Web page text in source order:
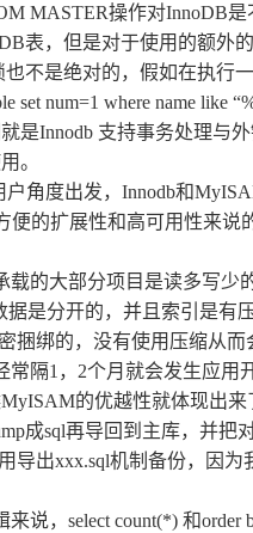
操作对InnoDB是
表，但是对于使用的额外
是绝对的，假如在执行
set num=1 where name like
Innodb 支持事务处理与
。
度出发，Innodb和
便的扩展性和高可用性来
的大部分项目是读多写少
分开的，并且索引是有
捆绑的，没有使用压缩从
1，2个月就会发生应用
的优越性就体现出
成sql再导回到主库，并把
导出xxx.sql机制备份，因
，select count(*) 和order